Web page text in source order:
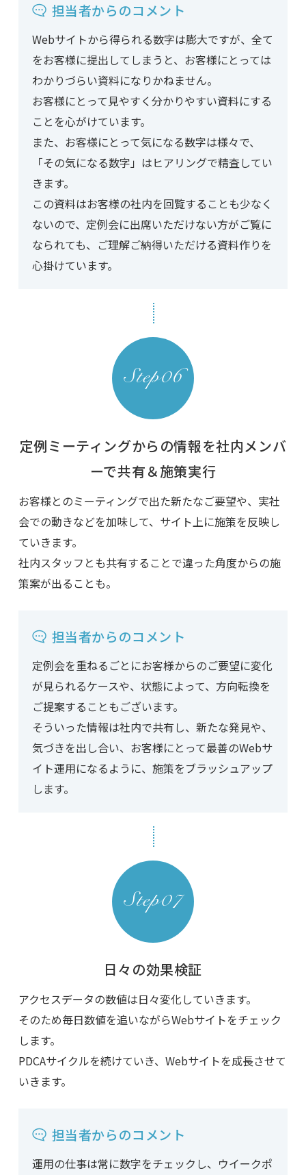
担当者からのコメント
Webサイトから得られる数字は膨大ですが、全て
をお客様に提出してしまうと、お客様にとっては
わかりづらい資料になりかねません。
お客様にとって見やすく分かりやすい資料にする
ことを心がけています。
また、お客様にとって気になる数字は様々で、
「その気になる数字」はヒアリングで精査してい
きます。
この資料はお客様の社内を回覧することも少なく
ないので、定例会に出席いただけない方がご覧に
なられても、ご理解ご納得いただける資料作りを
心掛けています。
定例ミーティングからの情報を社内メンバ
ーで共有＆施策実行
お客様とのミーティングで出た新たなご要望や、実社
会での動きなどを加味して、サイト上に施策を反映し
ていきます。
社内スタッフとも共有することで違った角度からの施
策案が出ることも。
担当者からのコメント
定例会を重ねるごとにお客様からのご要望に変化
が見られるケースや、状態によって、方向転換を
ご提案することもございます。
そういった情報は社内で共有し、新たな発見や、
気づきを出し合い、お客様にとって最善のWebサ
イト運用になるように、施策をブラッシュアップ
します。
日々の効果検証
アクセスデータの数値は日々変化していきます。
そのため毎日数値を追いながらWebサイトをチェック
します。
PDCAサイクルを続けていき、Webサイトを成長させて
いきます。
担当者からのコメント
運用の仕事は常に数字をチェックし、ウイークポ